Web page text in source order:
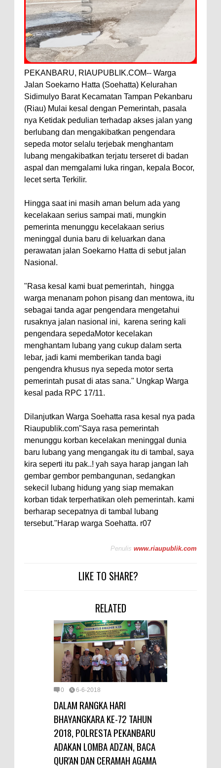
PEKANBARU, RIAUPUBLIK.COM-- Warga
Jalan Soekarno Hatta (Soehatta) Kelurahan
Sidimulyo Barat Kecamatan Tampan Pekanbaru
(Riau) Mulai kesal dengan Pemerintah, pasala
nya Ketidak pedulian terhadap akses jalan yang
berlubang dan mengakibatkan pengendara
sepeda motor selalu terjebak menghantam
lubang mengakibatkan terjatu terseret di badan
aspal dan memgalami luka ringan, kepala Bocor,
lecet serta Terkilir.
Hingga saat ini masih aman belum ada yang
kecelakaan serius sampai mati, mungkin
pemerinta menunggu kecelakaan serius
meninggal dunia baru di keluarkan dana
perawatan jalan Soekarno Hatta di sebut jalan
Nasional.
"Rasa kesal kami buat pemerintah, hingga
warga menanam pohon pisang dan mentowa, itu
sebagai tanda agar pengendara mengetahui
rusaknya jalan nasional ini, karena sering kali
pengendara sepedaMotor kecelakan
menghantam lubang yang cukup dalam serta
lebar, jadi kami memberikan tanda bagi
pengendra khusus nya sepeda motor serta
pemerintah pusat di atas sana." Ungkap Warga
kesal pada RPC 17/11.
Dilanjutkan Warga Soehatta rasa kesal nya pada
Riaupublik.com"Saya rasa pemerintah
menunggu korban kecelakan meninggal dunia
baru lubang yang mengangak itu di tambal, saya
kira seperti itu pak..! yah saya harap jangan lah
gembar gembor pembangunan, sedangkan
sekecil lubang hidung yang siap memakan
korban tidak terperhatikan oleh pemerintah. kami
berharap secepatnya di tambal lubang
tersebut."Harap warga Soehatta. r07
Penulis www.riaupublik.com
LIKE TO SHARE?
RELATED
0 6-6-2018
DALAM RANGKA HARI
BHAYANGKARA KE-72 TAHUN
2018, POLRESTA PEKANBARU
ADAKAN LOMBA ADZAN, BACA
QUR'AN DAN CERAMAH AGAMA